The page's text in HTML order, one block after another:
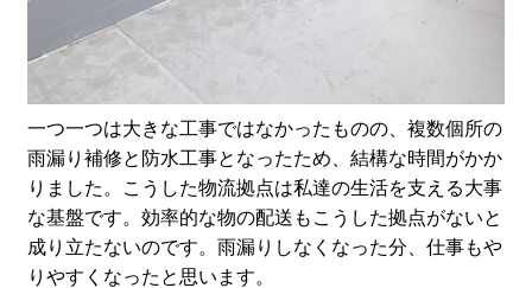
一つ一つは大きな工事ではなかったものの、複数個所の
雨漏り補修と防水工事となったため、結構な時間がかか
りました。こうした物流拠点は私達の生活を支える大事
な基盤です。効率的な物の配送もこうした拠点がないと
成り立たないのです。雨漏りしなくなった分、仕事もや
りやすくなったと思います。